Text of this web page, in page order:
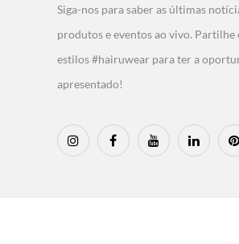
Siga-nos para saber as últimas
produtos e eventos ao vivo. Partilhe
estilos #hairuwear para ter a
apresentado!